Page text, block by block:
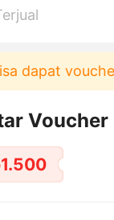
voucher
Voucher